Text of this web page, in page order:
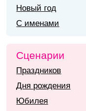
Новый год
С именами
Сценарии
Праздников
Дня рождения
Юбилея